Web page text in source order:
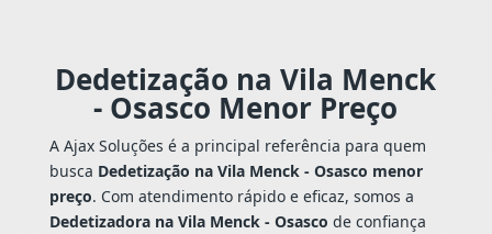
Dedetização na Vila Menck
- Osasco Menor Preço
A Ajax Soluções é a principal referência para quem
busca Dedetização na Vila Menck - Osasco menor
preço. Com atendimento rápido e eficaz, somos a
Dedetizadora na Vila Menck - Osasco de confiança